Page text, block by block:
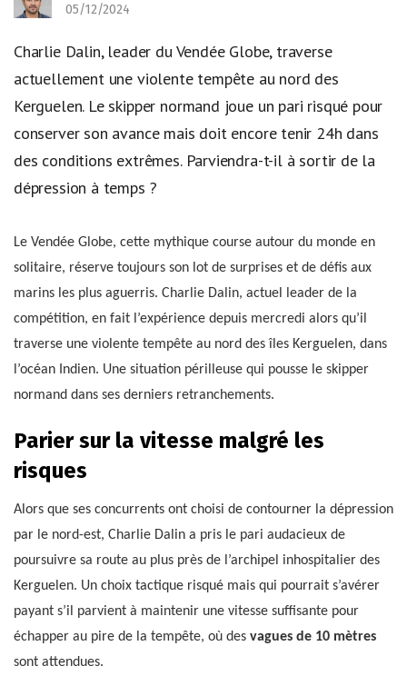
05/12/2024
Charlie Dalin, leader du Vendée Globe, traverse
actuellement une violente tempête au nord des
Kerguelen. Le skipper normand joue un pari risqué pour
conserver son avance mais doit encore tenir 24h dans
des conditions extrêmes. Parviendra-t-il à sortir de la
dépression à temps ?
Le Vendée Globe, cette mythique course autour du monde en
solitaire, réserve toujours son lot de surprises et de défis aux
marins les plus aguerris. Charlie Dalin, actuel leader de la
compétition, en fait l’expérience depuis mercredi alors qu’il
traverse une violente tempête au nord des îles Kerguelen, dans
l’océan Indien. Une situation périlleuse qui pousse le skipper
normand dans ses derniers retranchements.
Parier sur la vitesse malgré les
risques
Alors que ses concurrents ont choisi de contourner la dépression
par le nord-est, Charlie Dalin a pris le pari audacieux de
poursuivre sa route au plus près de l’archipel inhospitalier des
Kerguelen. Un choix tactique risqué mais qui pourrait s’avérer
payant s’il parvient à maintenir une vitesse suffisante pour
échapper au pire de la tempête, où des vagues de 10 mètres
sont attendues.